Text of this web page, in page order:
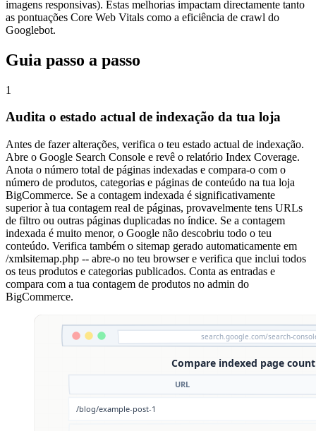
imagens responsivas). Estas melhorias impactam directamente tanto
as pontuações Core Web Vitals como a eficiência de crawl do
Googlebot.
Guia passo a passo
1
Audita o estado actual de indexação da tua loja
Antes de fazer alterações, verifica o teu estado actual de indexação.
Abre o Google Search Console e revê o relatório Index Coverage.
Anota o número total de páginas indexadas e compara-o com o
número de produtos, categorias e páginas de conteúdo na tua loja
BigCommerce. Se a contagem indexada é significativamente
superior à tua contagem real de páginas, provavelmente tens URLs
de filtro ou outras páginas duplicadas no índice. Se a contagem
indexada é muito menor, o Google não descobriu todo o teu
conteúdo. Verifica também o sitemap gerado automaticamente em
/xmlsitemap.php -- abre-o no teu browser e verifica que inclui todos
os teus produtos e categorias publicados. Conta as entradas e
compara com a tua contagem de produtos no admin do
BigCommerce.